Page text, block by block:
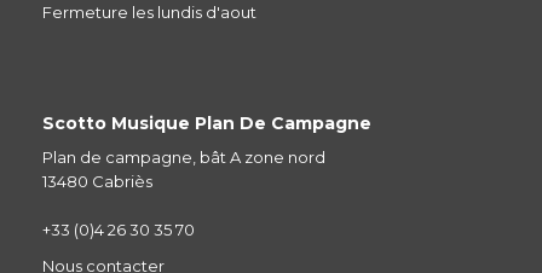
Fermeture les lundis d'aout
Scotto Musique Plan De Campagne
Plan de campagne, bât A zone nord
13480 Cabriès
+33 (0)4 26 30 35 70
Nous contacter